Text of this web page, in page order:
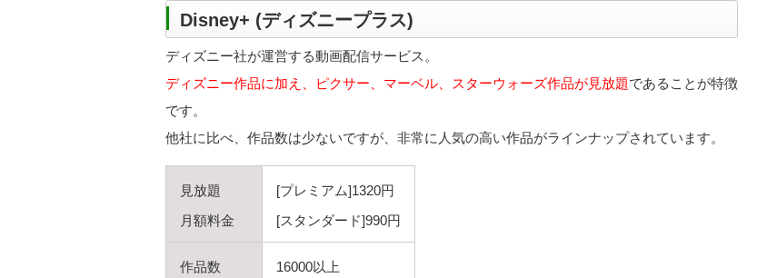
Disney+ (ディズニープラス)
ディズニー社が運営する動画配信サービス。
ディズニー作品に加え、ピクサー、マーベル、スターウォーズ作品が見放題であることが特徴
です。
他社に比べ、作品数は少ないですが、非常に人気の高い作品がラインナップされています。
見放題
月額料金
[プレミアム]1320円
[スタンダード]990円
作品数 16000以上